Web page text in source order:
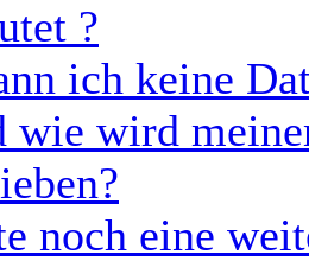
?
ich keine
wie wird
noch eine